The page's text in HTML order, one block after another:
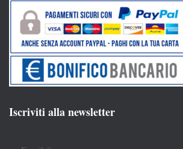
Iscriviti alla newsletter